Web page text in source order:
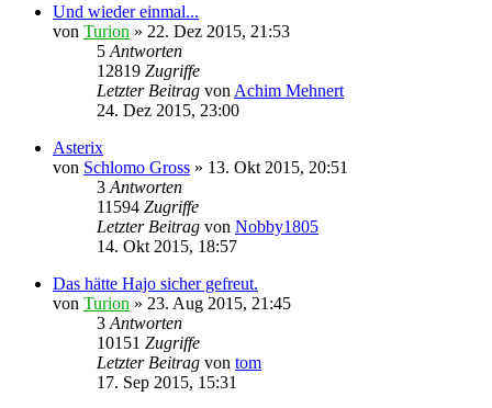
Und wieder einmal...
von Turion » 22. Dez 2015, 21:53
5 Antworten
12819 Zugriffe
Letzter Beitrag von Achim Mehnert
24. Dez 2015, 23:00
Asterix
von Schlomo Gross » 13. Okt 2015, 20:51
3 Antworten
11594 Zugriffe
Letzter Beitrag von Nobby1805
14. Okt 2015, 18:57
Das hätte Hajo sicher gefreut.
von Turion » 23. Aug 2015, 21:45
3 Antworten
10151 Zugriffe
Letzter Beitrag von tom
17. Sep 2015, 15:31